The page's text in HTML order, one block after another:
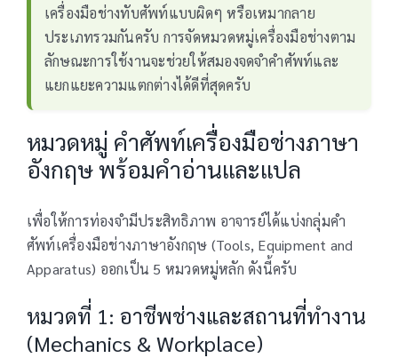
เครื่องมือช่างทับศัพท์แบบผิดๆ หรือเหมากลาย
ประเภทรวมกันครับ การจัดหมวดหมู่เครื่องมือช่างตาม
ลักษณะการใช้งานจะช่วยให้สมองจดจำคำศัพท์และ
แยกแยะความแตกต่างได้ดีที่สุดครับ
หมวดหมู่ คำศัพท์เครื่องมือช่างภาษา
อังกฤษ พร้อมคำอ่านและแปล
เพื่อให้การท่องจำมีประสิทธิภาพ อาจารย์ได้แบ่งกลุ่มคำ
ศัพท์เครื่องมือช่างภาษาอังกฤษ (Tools, Equipment and
Apparatus) ออกเป็น 5 หมวดหมู่หลัก ดังนี้ครับ
หมวดที่ 1: อาชีพช่างและสถานที่ทำงาน
(Mechanics & Workplace)